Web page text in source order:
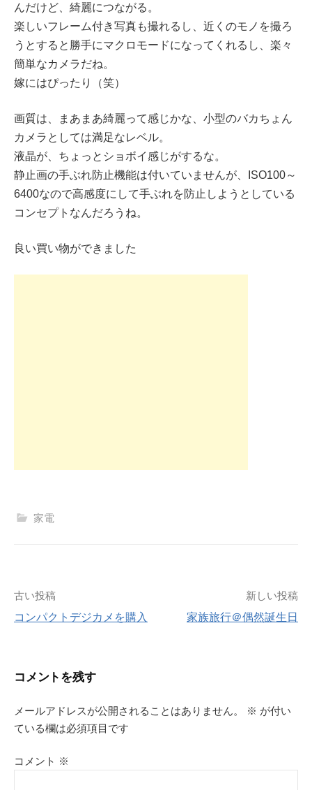
んだけど、綺麗につながる。
楽しいフレーム付き写真も撮れるし、近くのモノを撮ろ
うとすると勝手にマクロモードになってくれるし、楽々
簡単なカメラだね。
嫁にはぴったり（笑）
画質は、まあまあ綺麗って感じかな、小型のバカちょん
カメラとしては満足なレベル。
液晶が、ちょっとショボイ感じがするな。
静止画の手ぶれ防止機能は付いていませんが、ISO100～
6400なので高感度にして手ぶれを防止しようとしている
コンセプトなんだろうね。
良い買い物ができました
家電
投
ゲ
ー
古い投稿
コンパクトデジカメを購入
新しい投稿
家族旅行＠偶然誕生日
コメントを残す
メールアドレスが公開されることはありません。 ※ が付い
ている欄は必須項目です
コメント ※